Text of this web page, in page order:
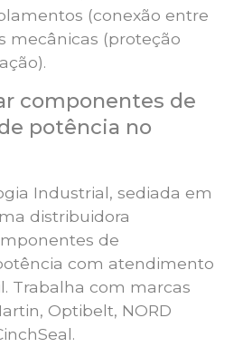
(conexão entre
mecânicas (proteção
componentes de
potência no
Industrial, sediada em
distribuidora
de
com atendimento
Trabalha com marcas
Optibelt, NORD